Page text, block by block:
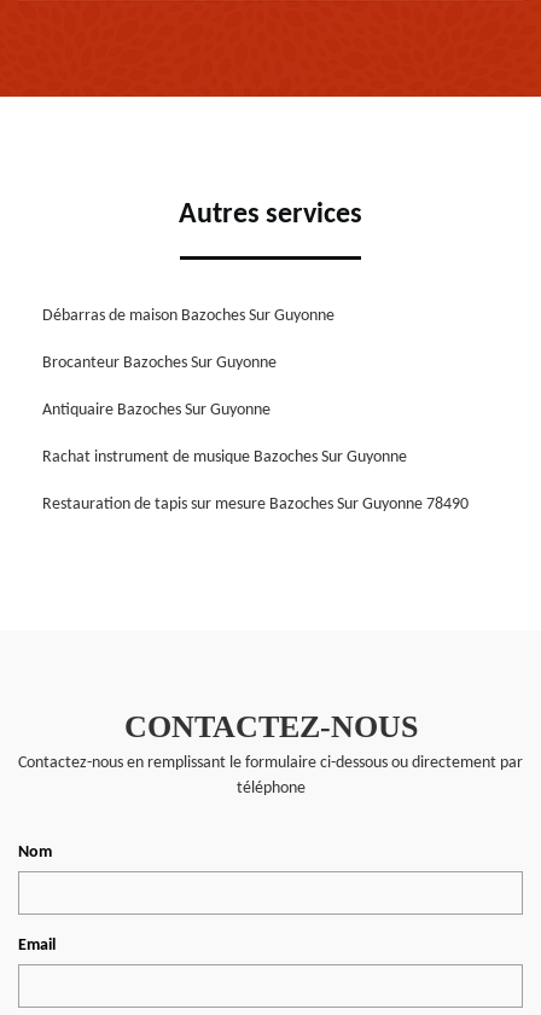
Autres services
Débarras de maison Bazoches Sur Guyonne
Brocanteur Bazoches Sur Guyonne
Antiquaire Bazoches Sur Guyonne
Rachat instrument de musique Bazoches Sur Guyonne
Restauration de tapis sur mesure Bazoches Sur Guyonne 78490
CONTACTEZ-NOUS
Contactez-nous en remplissant le formulaire ci-dessous ou directement par
téléphone
Nom
Email